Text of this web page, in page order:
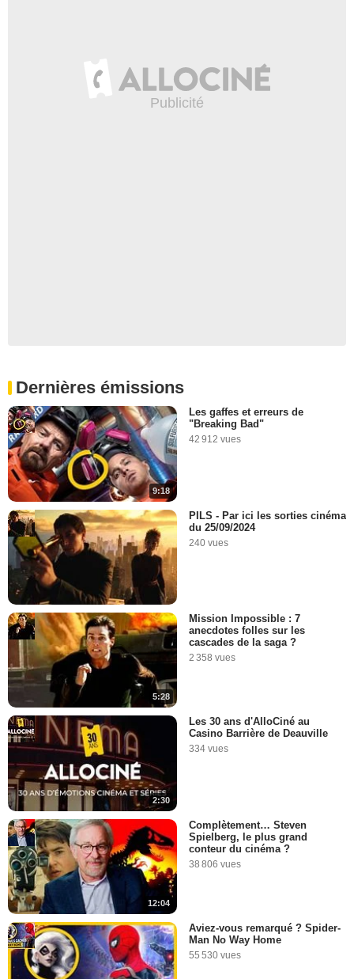
Dernières émissions
9:18
Les gaffes et erreurs de
"Breaking Bad"
42 912 vues
PILS - Par ici les sorties cinéma
du 25/09/2024
240 vues
5:28
Mission Impossible : 7
anecdotes folles sur les
cascades de la saga ?
2 358 vues
2:30
Les 30 ans d'AlloCiné au
Casino Barrière de Deauville
334 vues
12:04
Complètement… Steven
Spielberg, le plus grand
conteur du cinéma ?
38 806 vues
Aviez-vous remarqué ? Spider-
Man No Way Home
55 530 vues